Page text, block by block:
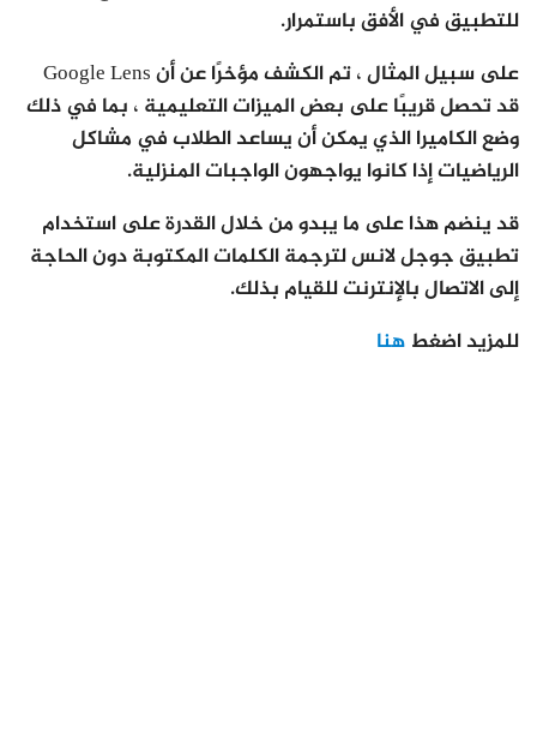
للتطبيق في الأفق باستمرار.
على سبيل المثال ، تم الكشف مؤخرًا عن أن Google Lens
قد تحصل قريبًا على بعض الميزات التعليمية ، بما في ذلك
وضع الكاميرا الذي يمكن أن يساعد الطلاب في مشاكل
الرياضيات إذا كانوا يواجهون الواجبات المنزلية.
قد ينضم هذا على ما يبدو من خلال القدرة على استخدام
تطبيق جوجل لانس لترجمة الكلمات المكتوبة دون الحاجة
إلى الاتصال بالإنترنت للقيام بذلك.
للمزيد اضغط هنا